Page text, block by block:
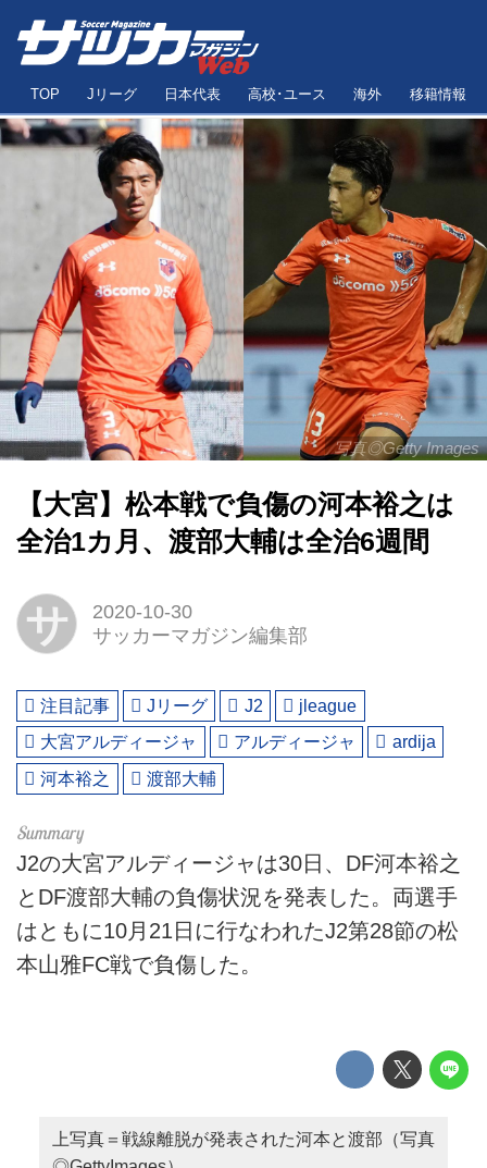
TOP Jリーグ 日本代表 高校･ユース 海外 移籍情報
写真◎Getty Images
【大宮】松本戦で負傷の河本裕之は
全治1カ月、渡部大輔は全治6週間
サ
2020-10-30
サッカーマガジン編集部
注目記事 Jリーグ J2
jleague
大宮アルディージャ
アルディージャ
ardija
河本裕之
渡部大輔
J2の大宮アルディージャは30日、DF河本裕之
とDF渡部大輔の負傷状況を発表した。両選手
はともに10月21日に行なわれたJ2第28節の松
本山雅FC戦で負傷した。
上写真＝戦線離脱が発表された河本と渡部（写真